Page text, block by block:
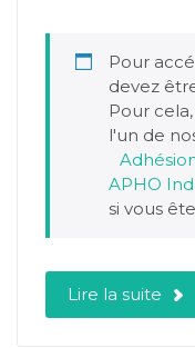
Pour
devez
Pour
l'un de
APHO
si vous
Lire la suite